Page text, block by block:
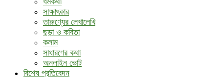
সাক্ষাৎকার
তারুণ্যের লেখালেখি
ছড়া ও কবিতা
কলাম
সাধারণের কথা
অনলাইন ভোট
বিশেষ প্রতিবেদন